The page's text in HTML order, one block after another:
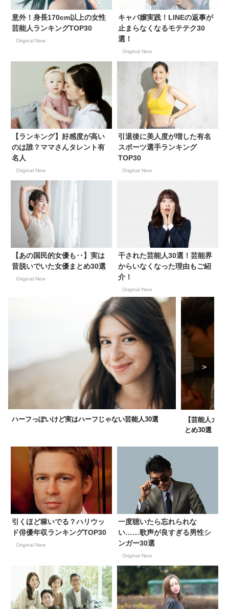
意外！身長170cm以上の女性
芸能人ランキングTOP30
Original New
キャバ嬢実践！LINEの返事が
止まらなくなるモテテク30
選！
Original New
【ランキング】好感度が高い
のは誰？ママさんタレント有
名人
Original New
引退後に美人度が増した有名
スポーツ選手ランキング
TOP30
Original New
【あの国民的女優も‥】実は
昔脱いでいた女優まとめ30選
Original New
干された芸能人30選！芸能界
からいなくなった理由もご紹
介！
Original New
ハーフっぽいけど実はハーフじゃない芸能人30選
【芸能人カ
とめ30選！
引くほど稼いでる？ハリウッ
ド俳優年収ランキングTOP30
Original New
一度聴いたら忘れられな
い……歌声が良すぎる男性シ
ンガー30選
Original New